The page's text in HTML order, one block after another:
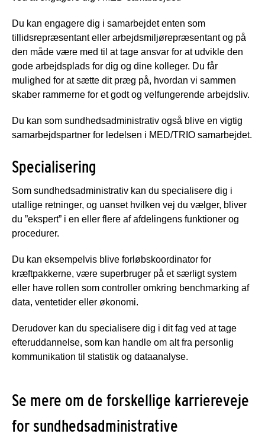
Du kan engagere dig i samarbejdet enten som
tillidsrepræsentant eller arbejdsmiljørepræsentant og på
den måde være med til at tage ansvar for at udvikle den
gode arbejdsplads for dig og dine kolleger. Du får
mulighed for at sætte dit præg på, hvordan vi sammen
skaber rammerne for et godt og velfungerende arbejdsliv.
Du kan som sundhedsadministrativ også blive en vigtig
samarbejdspartner for ledelsen i MED/TRIO samarbejdet.
Specialisering
Som sundhedsadministrativ kan du specialisere dig i
utallige retninger, og uanset hvilken vej du vælger, bliver
du ”ekspert” i en eller flere af afdelingens funktioner og
procedurer.
Du kan eksempelvis blive forløbskoordinator for
kræftpakkerne, være superbruger på et særligt system
eller have rollen som controller omkring benchmarking af
data, ventetider eller økonomi.
Derudover kan du specialisere dig i dit fag ved at tage
efteruddannelse, som kan handle om alt fra personlig
kommunikation til statistik og dataanalyse.
Se mere om de forskellige karriereveje
for sundhedsadministrative